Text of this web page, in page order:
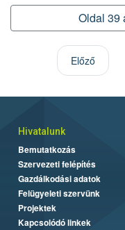
Oldal 39
Előző
Hivatalunk
Bemutatkozás
Szervezeti felépítés
Gazdálkodási adatok
Felügyeleti szervünk
Projektek
Kapcsolódó linkek